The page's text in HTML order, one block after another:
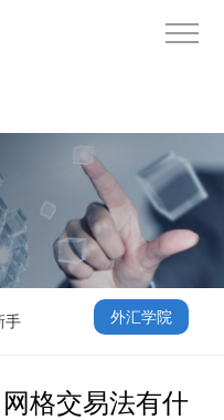
手 外汇学院
格交易法有什